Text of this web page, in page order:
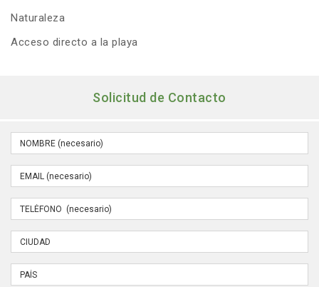
Naturaleza
Acceso directo a la playa
Solicitud de Contacto